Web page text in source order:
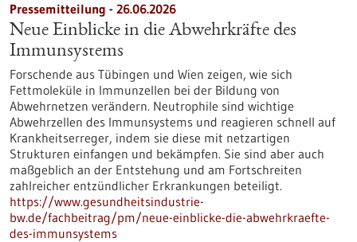
Pressemitteilung - 26.06.2026
Neue Einblicke in die Abwehrkräfte des
Immunsystems
Forschende aus Tübingen und Wien zeigen, wie sich
Fettmoleküle in Immunzellen bei der Bildung von
Abwehrnetzen verändern. Neutrophile sind wichtige
Abwehrzellen des Immunsystems und reagieren schnell auf
Krankheitserreger, indem sie diese mit netzartigen
Strukturen einfangen und bekämpfen. Sie sind aber auch
maßgeblich an der Entstehung und am Fortschreiten
zahlreicher entzündlicher Erkrankungen beteiligt.
https://www.gesundheitsindustrie-
bw.de/fachbeitrag/pm/neue-einblicke-die-abwehrkraefte-
des-immunsystems